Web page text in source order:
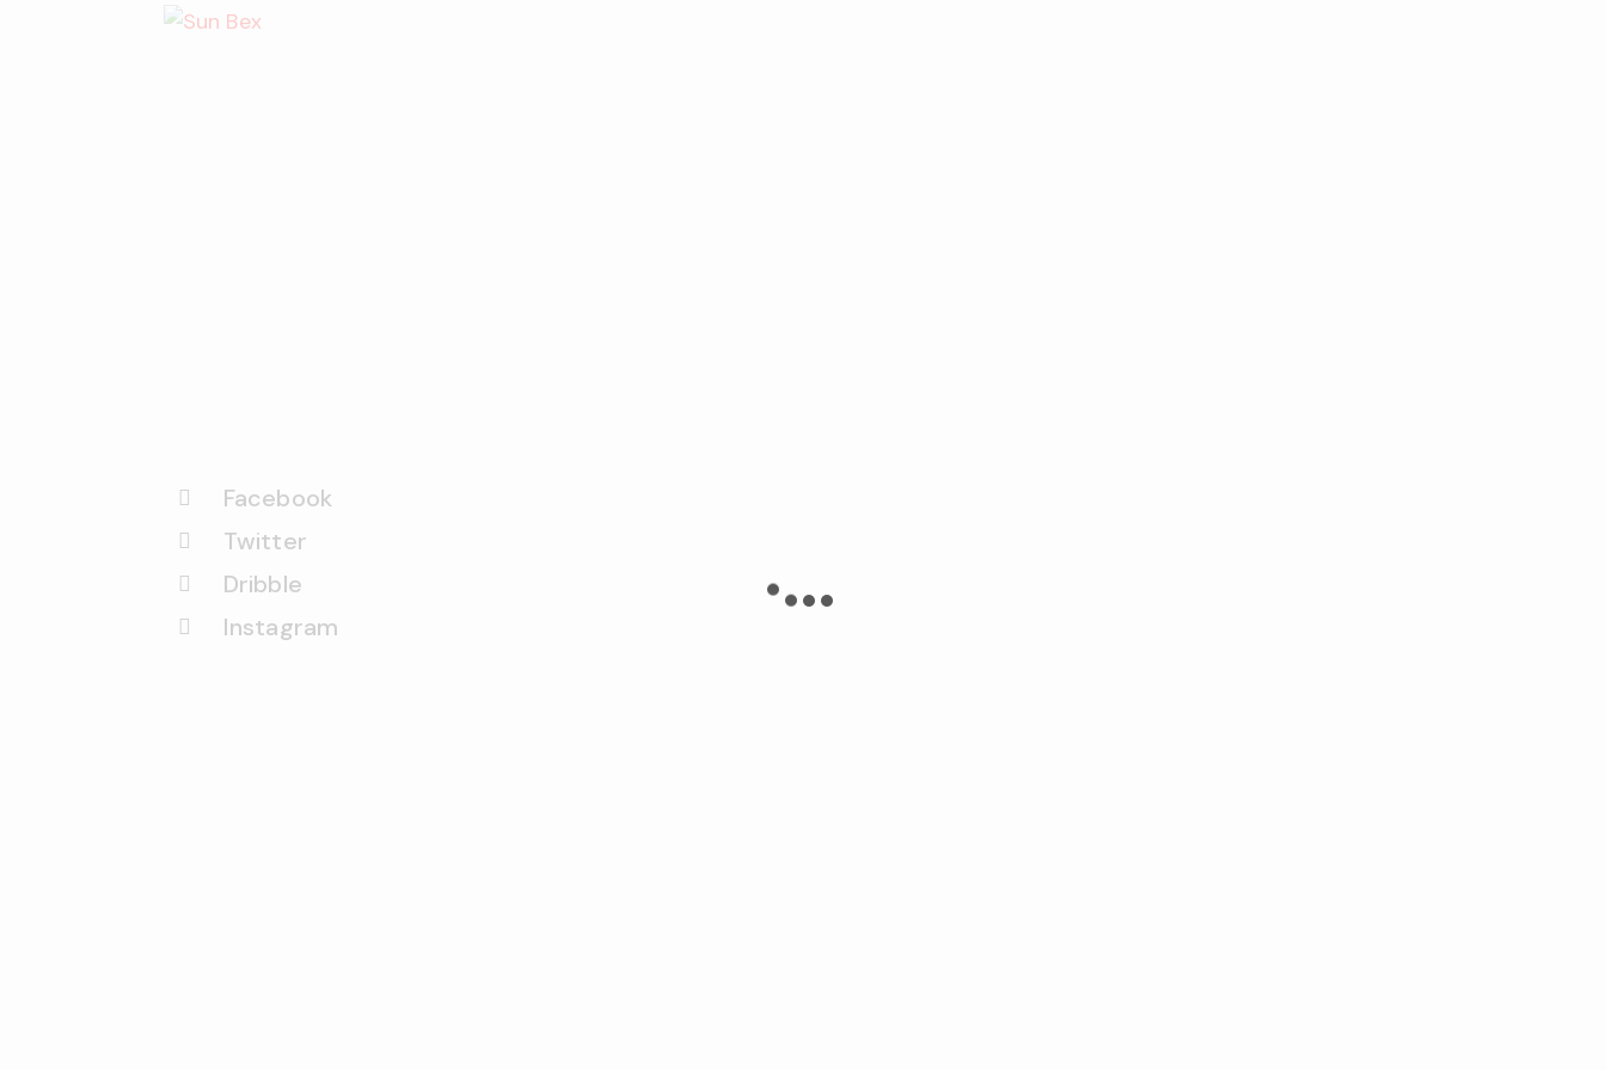
Facebook
Twitter
Dribble
Instagram